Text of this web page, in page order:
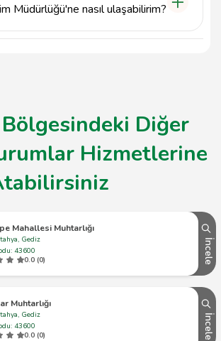
Müdürlüğü'ne nasıl ulaşabilirim?
İlçe Milli Eğitim Müdürlüğü'ne
Diğer
Hizmetlerine
Mahallesi Muhtarlığı
Gediz
43600
0.0 (0)
İncele
Muhtarlığı
Gediz
43600
0.0 (0)
İncele